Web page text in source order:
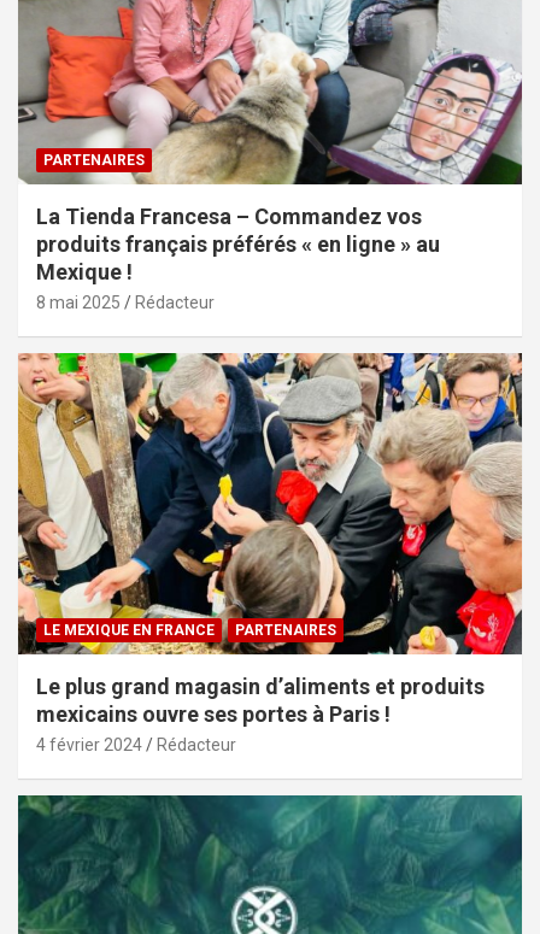
PARTENAIRES
La Tienda Francesa – Commandez vos
produits français préférés « en ligne » au
Mexique !
8 mai 2025 Rédacteur
LE MEXIQUE EN FRANCE PARTENAIRES
Le plus grand magasin d’aliments et produits
mexicains ouvre ses portes à Paris !
4 février 2024 Rédacteur